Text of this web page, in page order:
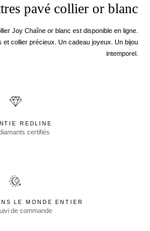
pavé collier or blanc
Joy Chaîne or blanc est disponible en ligne.
et collier précieux. Un cadeau joyeux. Un bijou
intemporel.
REDLINE
certifiés
LE MONDE ENTIER
de commande